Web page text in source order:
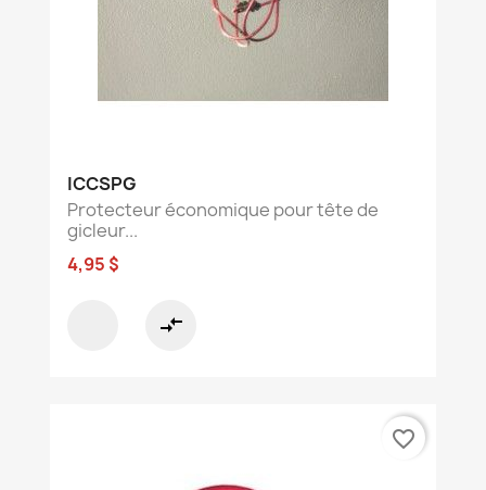
ICCSPG
Protecteur économique pour tête de
gicleur...
4,95 $
compare_arrows
favorite_border